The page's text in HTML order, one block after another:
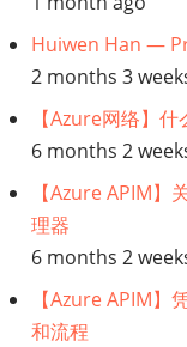
Huiwen Han —
2 months 3
【Azure网络】
6 months 2
【Azure APIM】
理器
6 months 2
【Azure APIM
和流程